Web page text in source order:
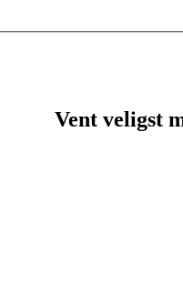
Vent veligst